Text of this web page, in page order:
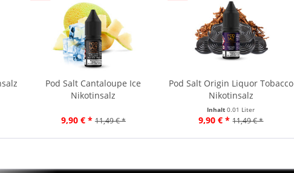
Pod Salt Cantaloupe Ice
Nikotinsalz
9,90 € * 11,49 € *
Pod Salt Origin Liquor Tobacco
Nikotinsalz
Inhalt0.01 Liter
9,90 € * 11,49 € *